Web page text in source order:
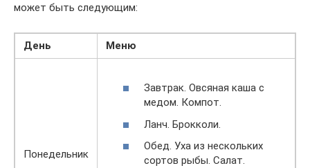
может быть следующим:
День Меню
Понедельник
Завтрак. Овсяная каша с
медом. Компот.
Ланч. Брокколи.
Обед. Уха из нескольких
сортов рыбы. Салат.